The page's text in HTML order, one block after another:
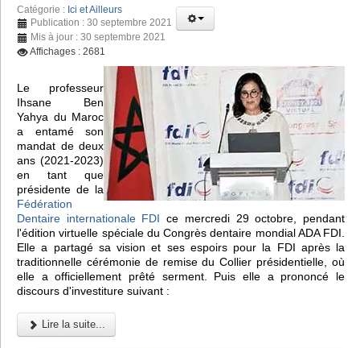
Catégorie : Ici et Ailleurs
Publication : 30 septembre 2021
Mis à jour : 30 septembre 2021
Affichages : 2681
Le professeur
Ihsane Ben
Yahya du Maroc
a entamé son
mandat de deux
ans (2021-2023)
en tant que
présidente de la
Fédération
Dentaire internationale FDI ce mercredi 29 octobre, pendant
l'édition virtuelle spéciale du Congrès dentaire mondial ADA FDI.
Elle a partagé sa vision et ses espoirs pour la FDI après la
traditionnelle cérémonie de remise du Collier présidentielle, où
elle a officiellement prêté serment. Puis elle a prononcé le
discours d'investiture suivant :
Lire la suite...